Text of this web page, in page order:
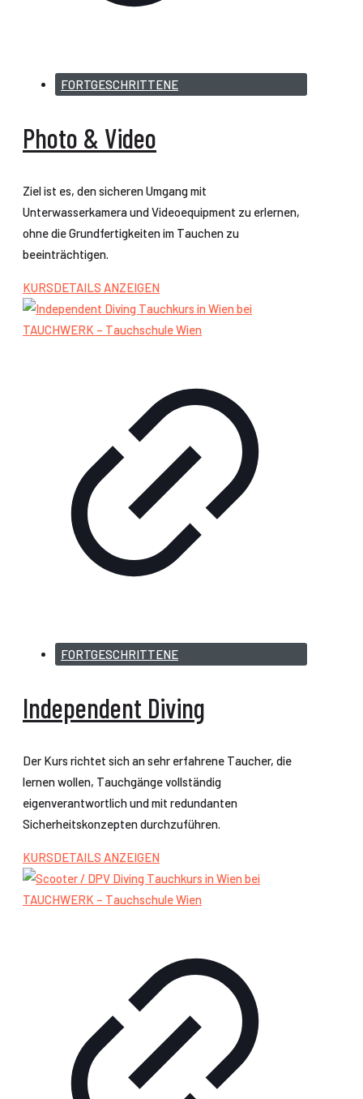
FORTGESCHRITTENE
Photo & Video
Ziel ist es, den sicheren Umgang mit
Unterwasserkamera und Videoequipment zu erlernen,
ohne die Grundfertigkeiten im Tauchen zu
beeinträchtigen.
KURSDETAILS ANZEIGEN
FORTGESCHRITTENE
Independent Diving
Der Kurs richtet sich an sehr erfahrene Taucher, die
lernen wollen, Tauchgänge vollständig
eigenverantwortlich und mit redundanten
Sicherheitskonzepten durchzuführen.
KURSDETAILS ANZEIGEN